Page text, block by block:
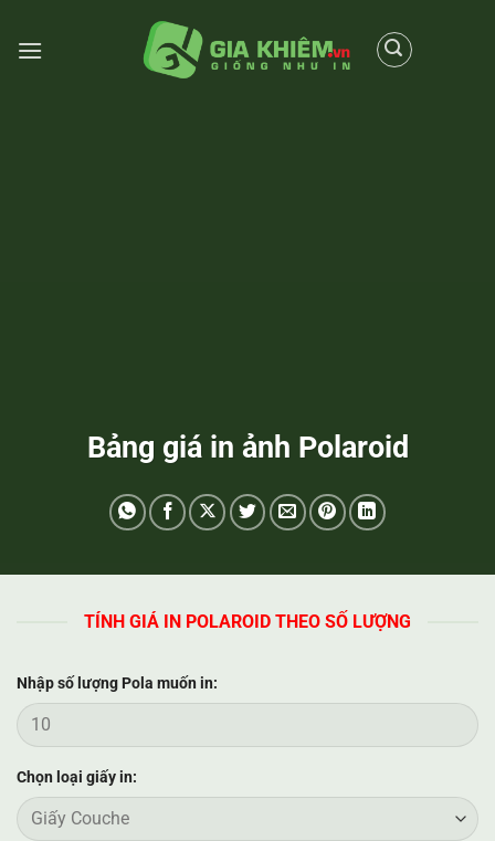
đến
Bảng giá in ảnh Polaroid
TÍNH GIÁ IN POLAROID THEO SỐ LƯỢNG
Nhập số lượng Pola muốn in:
Chọn loại giấy in: